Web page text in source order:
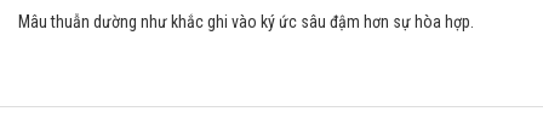
Mâu thuẫn dường như khắc ghi vào ký ức sâu đậm hơn sự hòa hợp.